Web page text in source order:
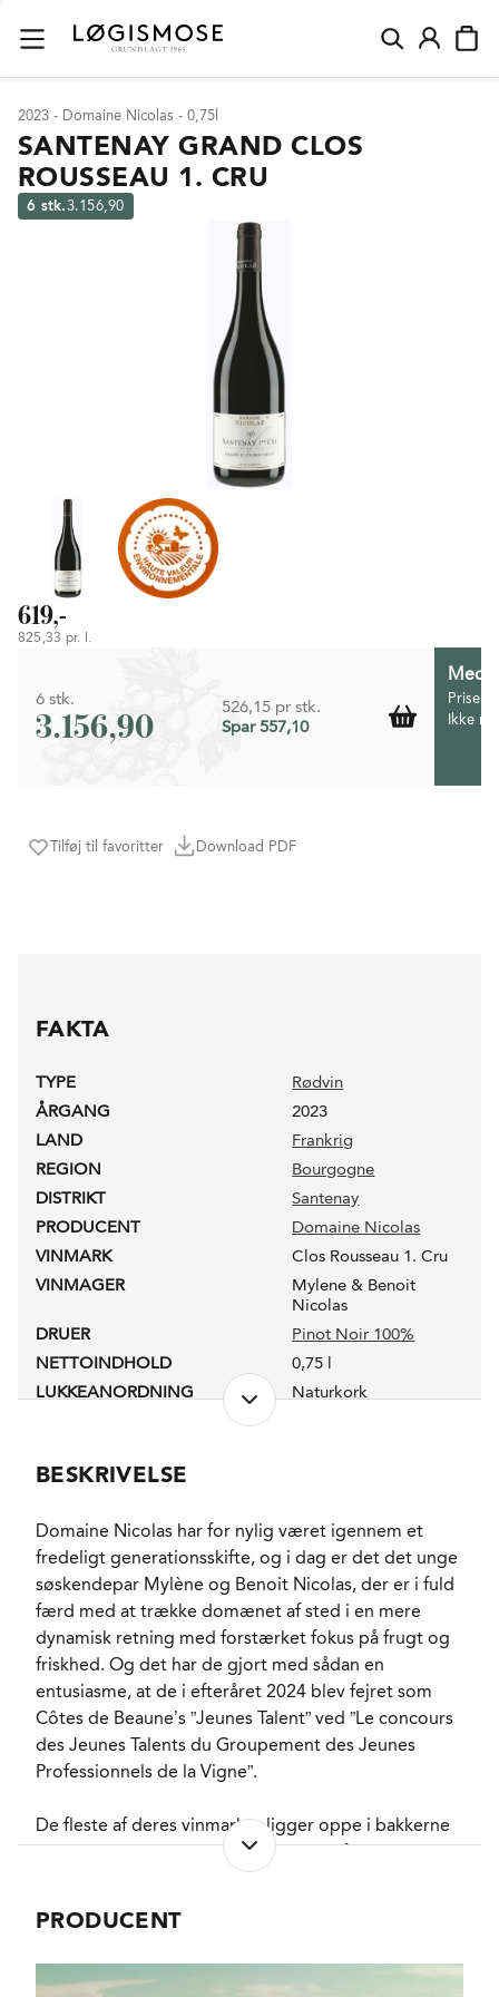
Tilføj til favoritter Download PDF
2023 - Domaine Nicolas - 0,75l
SANTENAY GRAND CLOS
ROUSSEAU 1. CRU
6 stk.3.156,90
619,-
825,33 pr. l.
6 stk.
3.156,90
526,15 pr stk.
Spar 557,10
Prisen
Ikke
FAKTA
TYPE
Rødvin
ÅRGANG
2023
LAND
Frankrig
REGION
Bourgogne
DISTRIKT
Santenay
PRODUCENT
Domaine Nicolas
VINMARK
Clos Rousseau 1. Cru
VINMAGER
Mylene & Benoit
Nicolas
DRUER
Pinot Noir 100%
NETTOINDHOLD
0,75 l
LUKKEANORDNING
Naturkork
ANTAL FLASKER PRODUCERET
PH-VÆRDI
3,56
RESTSUKKER
0,1 g/l
SYREINDHOLD
3,5 g/l
SVOVLINDHOLD
61 mg/l
FADLAGRET
Ja
LAGRING
12 måneder i brugte
fade.
FORVENTET HOLDBARHED
4-5 år fra høståret.
SERVERINGS-TEMPERATUR
14 - 16°C
EMBALLAGETYPE
Bøffer, Faste oste,
BESKRIVELSE
Domaine Nicolas har for nylig været igennem et
fredeligt generationsskifte, og i dag er det det unge
søskendepar Mylène og Benoit Nicolas, der er i fuld
færd med at trække domænet af sted i en mere
dynamisk retning med forstærket fokus på frugt og
friskhed. Og det har de gjort med sådan en
entusiasme, at de i efteråret 2024 blev fejret som
Côtes de Beaune’s ”Jeunes Talent” ved ”Le concours
des Jeunes Talents du Groupement des Jeunes
Professionnels de la Vigne”.
De fleste af deres vinmarker ligger oppe i bakkerne
bag de berømte appellationer, og herfra producerer
de to søskende blandt andet en meget appellerende
både er deres signatur og deres bread and butter.
prestigiøse Premier Cru Grand Clos Rousseau i
PRODUCENT